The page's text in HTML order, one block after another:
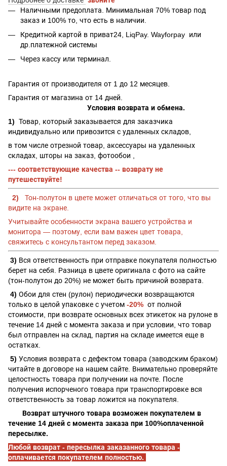
Наличными предоплата. Минимальная 70% товар под
заказ и 100% то, что есть в наличии.
Кредитной картой в приват24, LiqPay. Wayforpay или
др.платежной системы
Через кассу или терминал.
Гарантия от производителя от 1 до 12 месяцев.
Гарантия от магазина от 14 дней.
Условия возврата и обмена.
1) Товар, который заказывается для заказчика
индивидуально или привозится с удаленных складов,
в том числе отрезной товар, аксессуары на удаленных
складах, шторы на заказ, фотообои ,
--- соответствующие качества -- возврату не
путешествуйте!
2)
Тон-полутон в цвете может отличаться от того, что вы
видите на экране.
Учитывайте особенности экрана вашего устройства и
монитора — поэтому, если вам важен цвет товара,
свяжитесь с консультантом перед заказом.
3) Вся ответственность при отправке покупателя полностью
берет на себя. Разница в цвете оригинала с фото на сайте
(тон-полутон до 20%) не может быть причиной возврата.
4) Обои для стен (рулон) периодически возвращаются
только в целой упаковке с учетом -20% от полной
стоимости, при возврате основных всех этикеток на рулоне в
течение 14 дней с момента заказа и при условии, что товар
был отправлен на склад, партия на складе имеется еще в
остатках.
5) Условия возврата с дефектом товара (заводским браком)
читайте в договоре на нашем сайте. Внимательно проверяйте
целостность товара при получении на почте. После
получения испорченого товара при транспортировке вся
ответственность за товар ложится на покупателя.
Возврат штучного товара возможен покупателем в
течение 14 дней с момента заказа при 100%оплаченной
пересылке.
Любой возврат - пересылка заказанного товара -
оплачивается покупателем полностью.